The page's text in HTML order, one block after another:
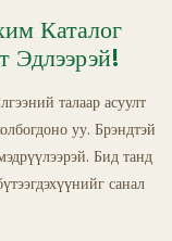
Каталог
Эдлээрэй!
талаар асуулт
уу. Брэндтэй
Бид танд
санал